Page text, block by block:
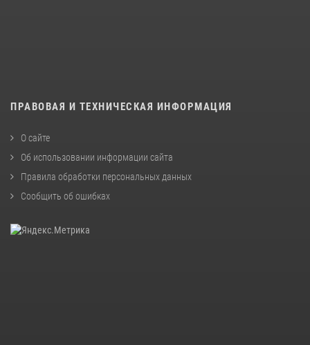
ПРАВОВАЯ И ТЕХНИЧЕСКАЯ ИНФОРМАЦИЯ
О сайте
Об использовании информации сайта
Правила обработки персональных данных
Сообщить об ошибках